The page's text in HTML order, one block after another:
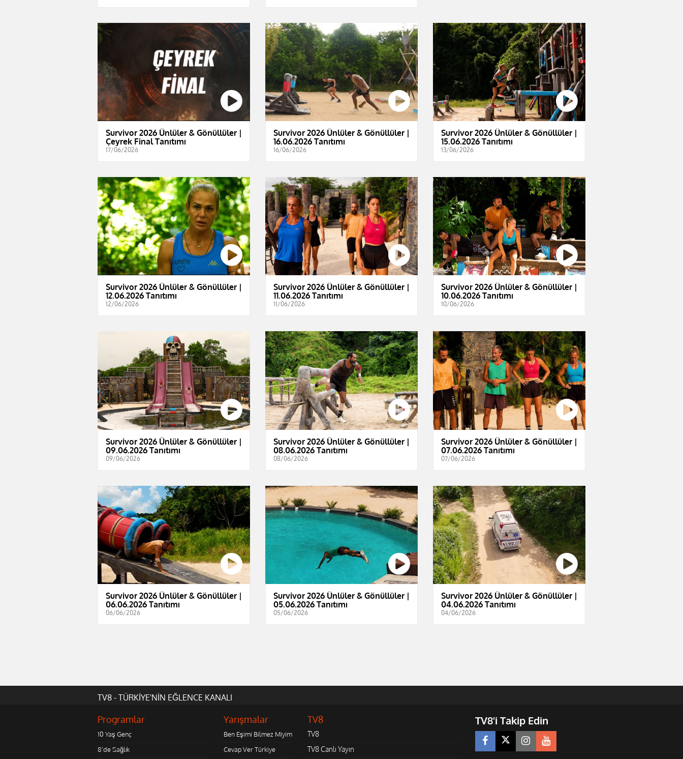
Survivor 2026 Ünlüler & Gönüllüler |
Çeyrek Final Tanıtımı
17/06/2026
Survivor 2026 Ünlüler & Gönüllüler |
16.06.2026 Tanıtımı
16/06/2026
Survivor 2026 Ünlüler & Gönüllüler |
15.06.2026 Tanıtımı
13/06/2026
Survivor 2026 Ünlüler & Gönüllüler |
12.06.2026 Tanıtımı
12/06/2026
Survivor 2026 Ünlüler & Gönüllüler |
11.06.2026 Tanıtımı
11/06/2026
Survivor 2026 Ünlüler & Gönüllüler |
10.06.2026 Tanıtımı
10/06/2026
Survivor 2026 Ünlüler & Gönüllüler |
09.06.2026 Tanıtımı
09/06/2026
Survivor 2026 Ünlüler & Gönüllüler |
08.06.2026 Tanıtımı
08/06/2026
Survivor 2026 Ünlüler & Gönüllüler |
07.06.2026 Tanıtımı
07/06/2026
Survivor 2026 Ünlüler & Gönüllüler |
06.06.2026 Tanıtımı
06/06/2026
Survivor 2026 Ünlüler & Gönüllüler |
05.06.2026 Tanıtımı
05/06/2026
Survivor 2026 Ünlüler & Gönüllüler |
04.06.2026 Tanıtımı
04/06/2026
TV8 - TÜRKİYE'NİN EĞLENCE KANALI
Programlar
10 Yaş Genç
8'de Sağlık
Yarışmalar
Ben Eşimi Bilmez Miyim
Cevap Ver Türkiye
TV8
TV8
TV8 Canlı Yayın
TV8'i Takip Edin